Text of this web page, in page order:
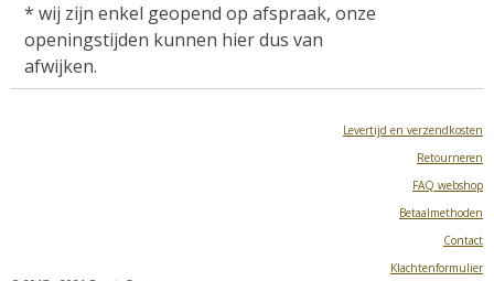
* wij zijn enkel geopend op afspraak, onze
openingstijden kunnen hier dus van
afwijken.
Levertijd en verzendkosten
Retourneren
FAQ webshop
Betaalmethoden
Contact
Klachtenformulier